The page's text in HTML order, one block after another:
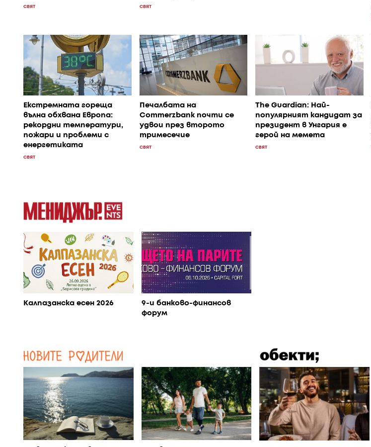
СВЯТ СВЯТ
Екстремната гореща
вълна обхвана Европа:
рекордни температури,
пожари и проблеми с
енергетиката
СВЯТ
Печалбата на
Commerzbank почти се
удвои през второто
тримесечие
СВЯТ
The Guardian: Най-
популярният кандидат за
президент в Унгария е
герой на мемета
СВЯТ
Калпазанска есен 2026
9-и банково-финансов
форум